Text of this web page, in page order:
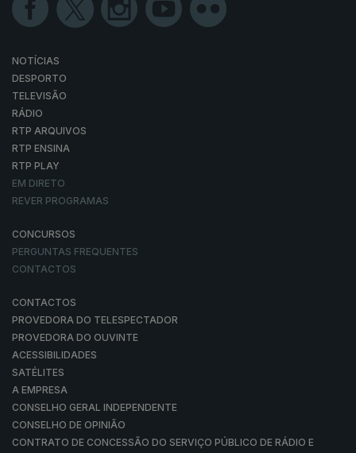
NOTÍCIAS
DESPORTO
TELEVISÃO
RÁDIO
RTP ARQUIVOS
RTP ENSINA
RTP PLAY
EM DIRETO
REVER PROGRAMAS
CONCURSOS
PERGUNTAS FREQUENTES
CONTACTOS
CONTACTOS
PROVEDORA DO TELESPECTADOR
PROVEDORA DO OUVINTE
ACESSIBILIDADES
SATÉLITES
A EMPRESA
CONSELHO GERAL INDEPENDENTE
CONSELHO DE OPINIÃO
CONTRATO DE CONCESSÃO DO SERVIÇO PÚBLICO DE RÁDIO E